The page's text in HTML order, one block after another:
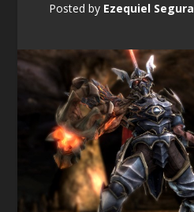
Posted by Ezequiel Segura